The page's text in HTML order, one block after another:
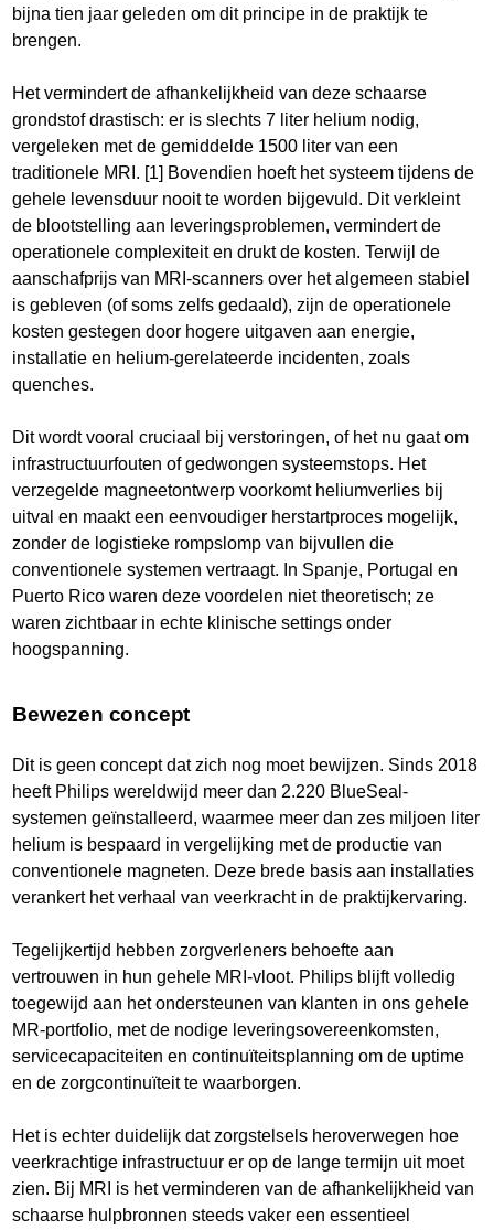
bijna tien jaar geleden om dit principe in de praktijk te
brengen.
Het vermindert de afhankelijkheid van deze schaarse
grondstof drastisch: er is slechts 7 liter helium nodig,
vergeleken met de gemiddelde 1500 liter van een
traditionele MRI. [1] Bovendien hoeft het systeem tijdens de
gehele levensduur nooit te worden bijgevuld. Dit verkleint
de blootstelling aan leveringsproblemen, vermindert de
operationele complexiteit en drukt de kosten. Terwijl de
aanschafprijs van MRI-scanners over het algemeen stabiel
is gebleven (of soms zelfs gedaald), zijn de operationele
kosten gestegen door hogere uitgaven aan energie,
installatie en helium-gerelateerde incidenten, zoals
quenches.
Dit wordt vooral cruciaal bij verstoringen, of het nu gaat om
infrastructuurfouten of gedwongen systeemstops. Het
verzegelde magneetontwerp voorkomt heliumverlies bij
uitval en maakt een eenvoudiger herstartproces mogelijk,
zonder de logistieke rompslomp van bijvullen die
conventionele systemen vertraagt. In Spanje, Portugal en
Puerto Rico waren deze voordelen niet theoretisch; ze
waren zichtbaar in echte klinische settings onder
hoogspanning.
Bewezen concept
Dit is geen concept dat zich nog moet bewijzen. Sinds 2018
heeft Philips wereldwijd meer dan 2.220 BlueSeal-
systemen geïnstalleerd, waarmee meer dan zes miljoen liter
helium is bespaard in vergelijking met de productie van
conventionele magneten. Deze brede basis aan installaties
verankert het verhaal van veerkracht in de praktijkervaring.
Tegelijkertijd hebben zorgverleners behoefte aan
vertrouwen in hun gehele MRI-vloot. Philips blijft volledig
toegewijd aan het ondersteunen van klanten in ons gehele
MR-portfolio, met de nodige leveringsovereenkomsten,
servicecapaciteiten en continuïteitsplanning om de uptime
en de zorgcontinuïteit te waarborgen.
Het is echter duidelijk dat zorgstelsels heroverwegen hoe
veerkrachtige infrastructuur er op de lange termijn uit moet
zien. Bij MRI is het verminderen van de afhankelijkheid van
schaarse hulpbronnen steeds vaker een essentieel